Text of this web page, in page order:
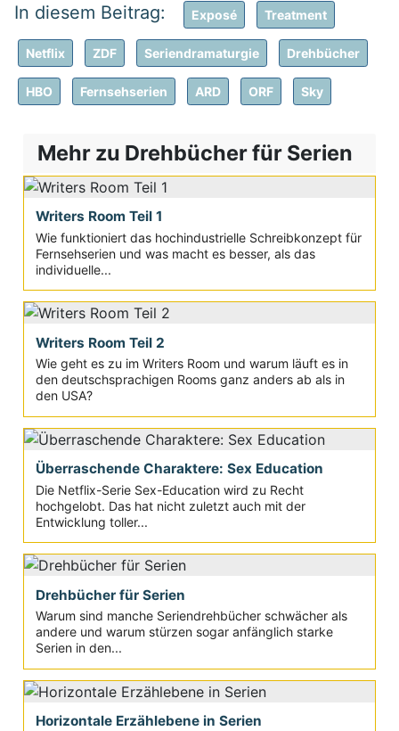
Exposé Treatment
Netflix ZDF Seriendramaturgie Drehbücher
HBO Fernsehserien ARD ORF Sky
Mehr zu Drehbücher für Serien
Writers Room Teil 1
Wie funktioniert das hochindustrielle Schreibkonzept für
Fernsehserien und was macht es besser, als das
individuelle...
Writers Room Teil 2
Wie geht es zu im Writers Room und warum läuft es in
den deutschsprachigen Rooms ganz anders ab als in
den USA?
Überraschende Charaktere: Sex Education
Die Netflix-Serie Sex-Education wird zu Recht
hochgelobt. Das hat nicht zuletzt auch mit der
Entwicklung toller...
Drehbücher für Serien
Warum sind manche Seriendrehbücher schwächer als
andere und warum stürzen sogar anfänglich starke
Serien in den...
Horizontale Erzählebene in Serien